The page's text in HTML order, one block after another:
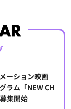
ーション映画
ラム「NEW CH
集開始